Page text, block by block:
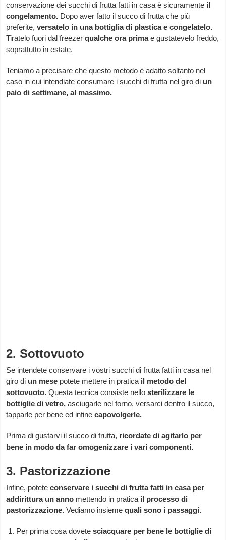
conservazione dei succhi di frutta fatti in casa è sicuramente il
congelamento. Dopo aver fatto il succo di frutta che più
preferite,versatelo in una bottiglia di plastica e congelatelo.
Tiratelo fuori dal freezerqualche ora primae gustatevelo freddo,
soprattutto in estate.
Teniamo a precisare che questo metodo è adatto soltanto nel
caso in cui intendiate consumare i succhi di frutta nel giro di un
paio di settimane, al massimo.
2. Sottovuoto
Se intendete conservare i vostri succhi di frutta fatti in casa nel
giro di un mese potete mettere in pratica il metodo del
sottovuoto. Questa tecnica consiste nellosterilizzare le
bottiglie di vetro, asciugarle nel forno, versarci dentro il succo,
tapparle per bene ed infinecapovolgerle.
Prima di gustarvi il succo di frutta, ricordate di agitarlo per
bene in modo da far omogenizzare i vari componenti.
3. Pastorizzazione
Infine, poteteconservare i succhi di frutta fatti in casa per
addirittura un anno mettendo in pratica il processo di
pastorizzazione. Vediamo insieme quali sono i passaggi.
Per prima cosa dovetesciacquare per bene le bottiglie di